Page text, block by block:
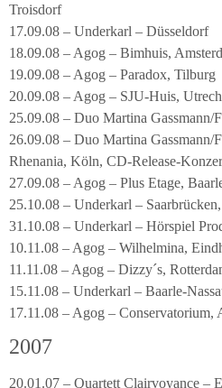
Troisdorf
17.09.08 – Underkarl – Düsseldorf
18.09.08 – Agog – Bimhuis,
19.09.08 – Agog – Paradox, Tilburg
20.09.08 – Agog – SJU-Huis,
25.09.08 – Duo Martina
26.09.08 – Duo Martina Gassmann/
Rhenania, Köln, CD-Release-
27.09.08 – Agog – Plus Etage,
25.10.08 – Underkarl –
31.10.08 – Underkarl – Hörspiel
10.11.08 – Agog – Wilhelmina,
11.11.08 – Agog – Dizzy´s,
15.11.08 – Underkarl – Baarle-
17.11.08 – Agog – Conservatorium,
2007
20.01.07 – Quartett Clairvoyance –